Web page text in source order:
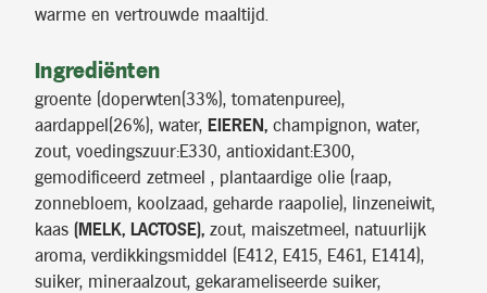
warme en vertrouwde maaltijd.
Ingrediënten
groente (doperwten(33%), tomatenpuree),
aardappel(26%), water, EIEREN, champignon, water,
zout, voedingszuur:E330, antioxidant:E300,
gemodificeerd zetmeel , plantaardige olie (raap,
zonnebloem, koolzaad, geharde raapolie), linzeneiwit,
kaas
(MELK, LACTOSE), zout, maiszetmeel, natuurlijk
aroma, verdikkingsmiddel (E412, E415, E461, E1414),
suiker, mineraalzout, gekarameliseerde suiker,